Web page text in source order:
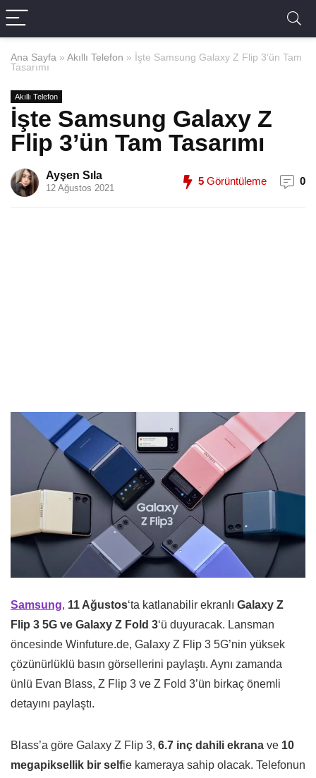
Ana Sayfa » Akıllı Telefon » İşte Samsung Galaxy Z Flip 3’ün Tam
Tasarımı
Akıllı Telefon
İşte Samsung Galaxy Z
Flip 3’ün Tam Tasarımı
Ayşen Sıla
12 Ağustos 2021
5 Görüntüleme 0
Samsung, 11 Ağustos‘ta katlanabilir ekranlı Galaxy Z
Flip 3 5G ve Galaxy Z Fold 3‘ü duyuracak. Lansman
öncesinde Winfuture.de, Galaxy Z Flip 3 5G’nin yüksek
çözünürlüklü basın görsellerini paylaştı. Aynı zamanda
ünlü Evan Blass, Z Flip 3 ve Z Fold 3’ün birkaç önemli
detayını paylaştı.
Blass’a göre Galaxy Z Flip 3, 6.7 inç dahili ekrana ve 10
megapiksellik bir selfie kameraya sahip olacak. Telefonun